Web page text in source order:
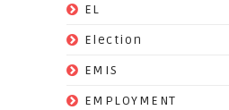
EL
Election
EMIS
EMPLOYMENT